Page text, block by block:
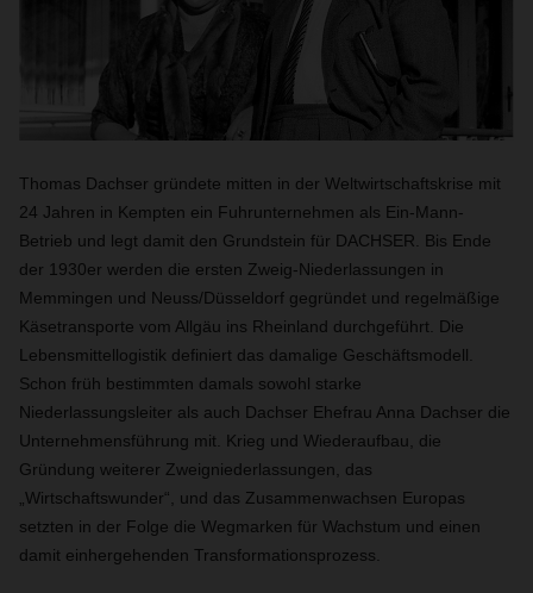
Thomas Dachser gründete mitten in der Weltwirtschaftskrise mit
24 Jahren in Kempten ein Fuhrunternehmen als Ein-Mann-
Betrieb und legt damit den Grundstein für DACHSER. Bis Ende
der 1930er werden die ersten Zweig-Niederlassungen in
Memmingen und Neuss/Düsseldorf gegründet und regelmäßige
Käsetransporte vom Allgäu ins Rheinland durchgeführt. Die
Lebensmittellogistik definiert das damalige Geschäftsmodell.
Schon früh bestimmten damals sowohl starke
Niederlassungsleiter als auch Dachser Ehefrau Anna Dachser die
Unternehmensführung mit. Krieg und Wiederaufbau, die
Gründung weiterer Zweigniederlassungen, das
„Wirtschaftswunder“, und das Zusammenwachsen Europas
setzten in der Folge die Wegmarken für Wachstum und einen
damit einhergehenden Transformationsprozess.